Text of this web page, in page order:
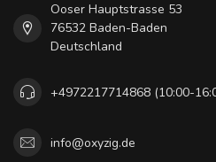
Ooser Hauptstrasse 53
76532 Baden-Baden
Deutschland
+4972217714868 (10:00-
info@oxyzig.de